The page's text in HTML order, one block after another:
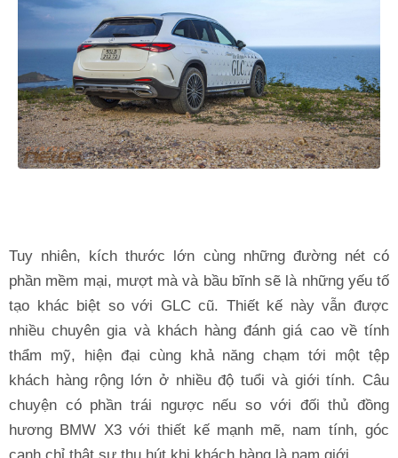
Tuy nhiên, kích thước lớn cùng những đường nét có
phần mềm mại, mượt mà và bầu bĩnh sẽ là những yếu tố
tạo khác biệt so với GLC cũ. Thiết kế này vẫn được
nhiều chuyên gia và khách hàng đánh giá cao về tính
thẩm mỹ, hiện đại cùng khả năng chạm tới một tệp
khách hàng rộng lớn ở nhiều độ tuổi và giới tính. Câu
chuyện có phần trái ngược nếu so với đối thủ đồng
hương BMW X3 với thiết kế mạnh mẽ, nam tính, góc